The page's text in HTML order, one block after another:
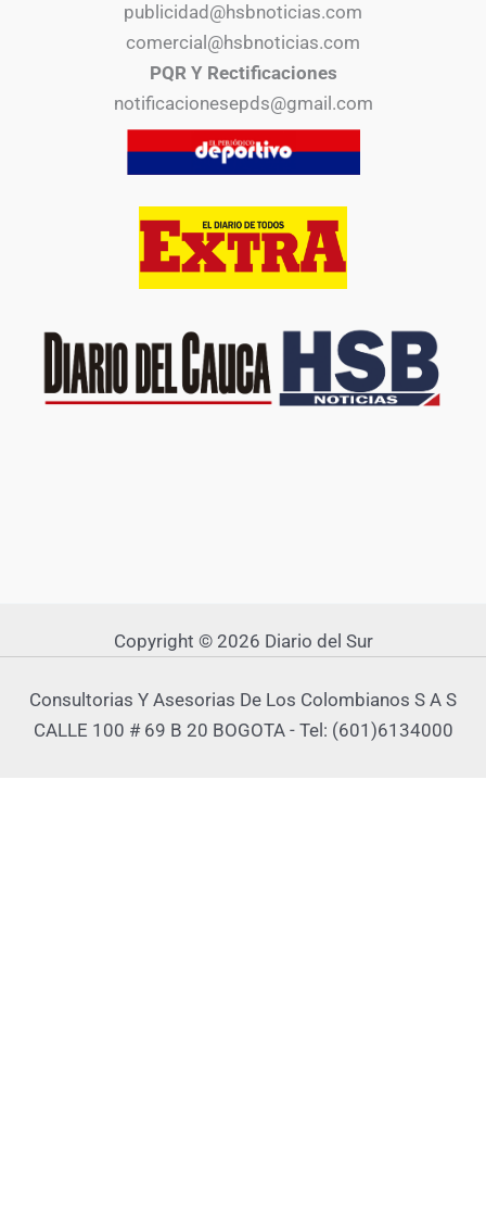
publicidad@hsbnoticias.com
comercial@hsbnoticias.com
PQR Y Rectificaciones
notificacionesepds@gmail.com
Copyright © 2026 Diario del Sur
Consultorias Y Asesorias De Los Colombianos S A S
CALLE 100 # 69 B 20 BOGOTA - Tel: (601)6134000